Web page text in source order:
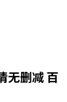
无删减 百